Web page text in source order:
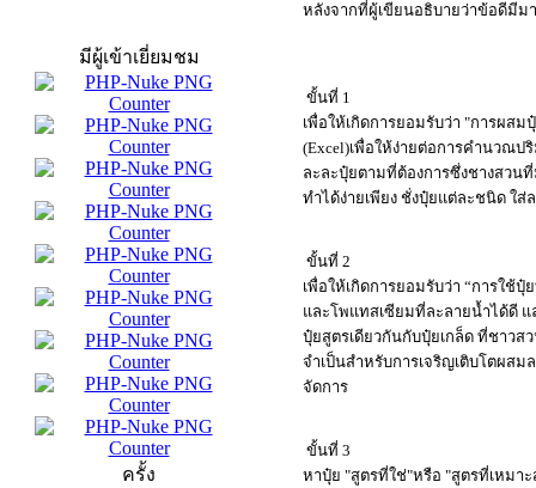
มีผู้เข้าเยี่ยมชม
ครั้ง
หลังจากที่ผู้เขียนอธิบายว่าข้อดีมีม
ขั้นที่ 1
เพื่อให้เกิดการยอมรับว่า "การผส
(Excel)เพื่อให้ง่ายต่อการคำนวณ
ละละปุ๋ยตามที่ต้องการซึ่งชางสว
ทำได้ง่ายเพียง ชั่งปุ๋ยแต่ละชนิด ใ
ขั้นที่ 2
เพื่อให้เกิดการยอมรับว่า “การใช้
และโพแทสเซียมที่ละลายน้ำได้ดี แ
ปุ๋ยสูตรเดียวกันกับปุ๋ยเกล็ด ที่ชาวส
จำเป็นสำหรับการเจริญเติบโตผส
จัดการ
ขั้นที่ 3
หาปุ๋ย "สูตรที่ใช่"หรือ "สูตรที่เหมา